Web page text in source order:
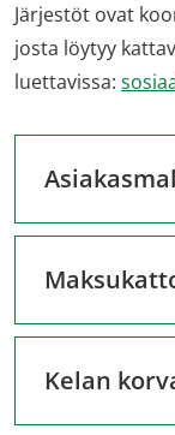
Järjestöt ovat
josta löytyy
luettavissa:
Kelan